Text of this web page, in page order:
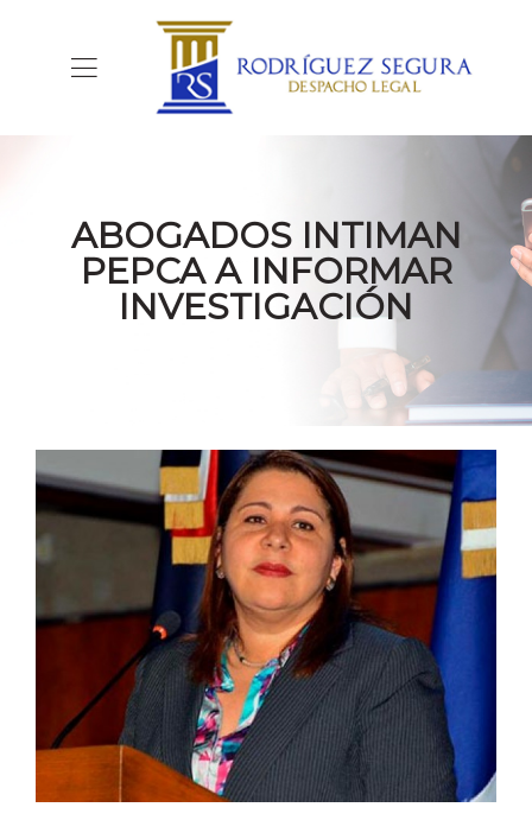
ABOGADOS INTIMAN
PEPCA A INFORMAR
INVESTIGACIÓN